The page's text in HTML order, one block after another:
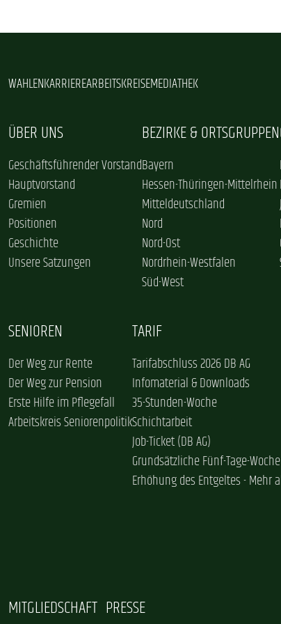
WAHLENKARRIEREARBEITSKREISEMEDIATHEK
ÜBER UNS
Geschäftsführender Vorstand
Hauptvorstand
Gremien
Positionen
Geschichte
Unsere Satzungen
BEZIRKE & ORTSGRUPPEN
Bayern
Hessen-Thüringen-Mittelrhein
Mitteldeutschland
Nord
Nord-Ost
Nordrhein-Westfalen
Süd-West
SENIOREN
Der Weg zur Rente
Der Weg zur Pension
Erste Hilfe im Pflegefall
Arbeitskreis Seniorenpolitik
TARIF
Tarifabschluss 2026 DB AG
Infomaterial & Downloads
35-Stunden-Woche
Schichtarbeit
Job-Ticket (DB AG)
Grundsätzliche Fünf-Tage-
Erhöhung des Entgeltes - Mehr
MITGLIEDSCHAFT PRESSE